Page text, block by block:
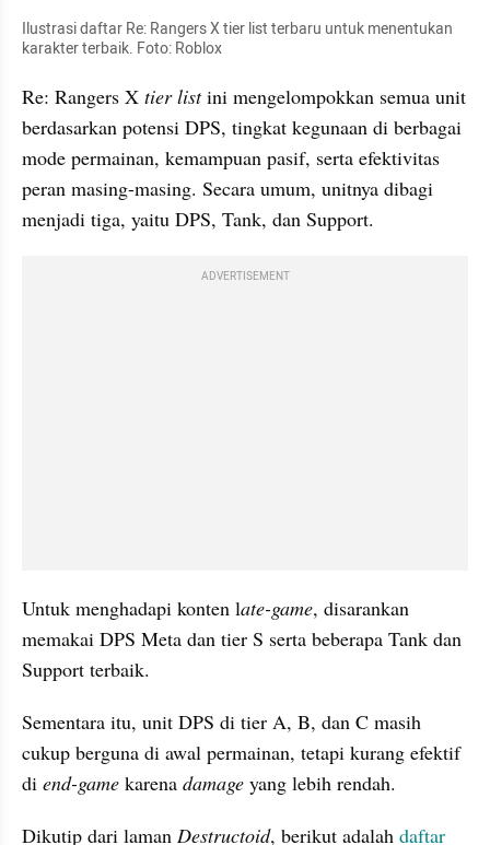
Ilustrasi daftar Re: Rangers X tier list terbaru untuk menentukan
karakter terbaik. Foto: Roblox
Re: Rangers X tier list ini mengelompokkan semua unit
berdasarkan potensi DPS, tingkat kegunaan di berbagai
mode permainan, kemampuan pasif, serta efektivitas
peran masing-masing. Secara umum, unitnya dibagi
menjadi tiga, yaitu DPS, Tank, dan Support.
ADVERTISEMENT
Untuk menghadapi konten late-game, disarankan
memakai DPS Meta dan tier S serta beberapa Tank dan
Support terbaik.
Sementara itu, unit DPS di tier A, B, dan C masih
cukup berguna di awal permainan, tetapi kurang efektif
di end-game karena damage yang lebih rendah.
Dikutip dari laman Destructoid, berikut adalah